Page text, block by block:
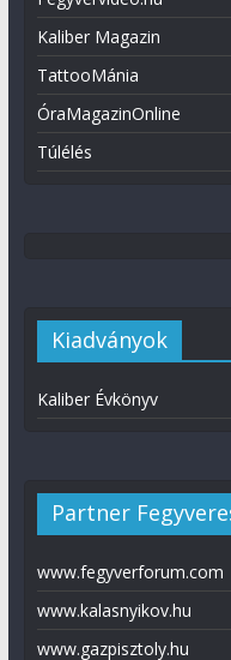
Kaliber Magazin
TattooMánia
ÓraMagazinOnline
Túlélés
Kiadványok
Kaliber Évkönyv
Partner
www.fegyverforum.com
www.kalasnyikov.hu
www.gazpisztoly.hu